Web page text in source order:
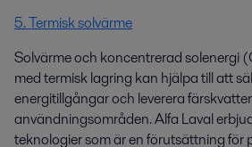
5. Termisk solvärme
Solvärme och koncentrerad solenergi
med termisk lagring kan hjälpa till att
energitillgångar och leverera
användningsområden. Alfa Laval
teknologier som är en förutsättning för